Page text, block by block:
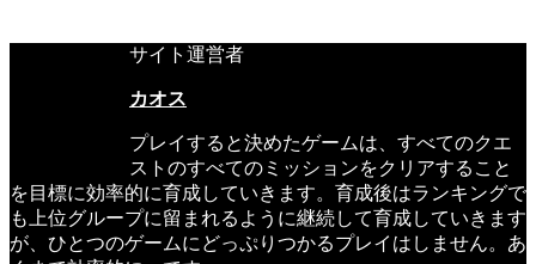
サイト運営者
カオス
プレイすると決めたゲームは、すべてのクエ
ストのすべてのミッションをクリアすること
を目標に効率的に育成していきます。育成後はランキングで
も上位グループに留まれるように継続して育成していきます
が、ひとつのゲームにどっぷりつかるプレイはしません。あ